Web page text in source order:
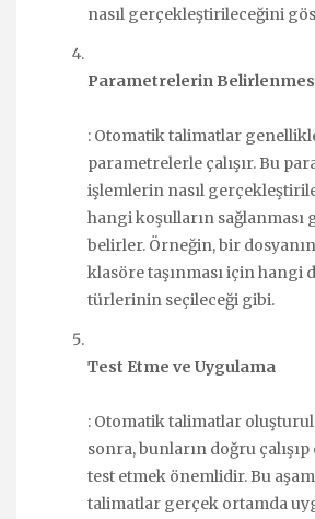
nasıl gerçekleştirileceğini
Parametrelerin
: Otomatik talimatlar
parametrelerle çalışır. Bu
işlemlerin nasıl
hangi koşulların sağlanması
belirler. Örneğin, bir
klasöre taşınması için hangi
türlerinin seçileceği gibi.
Test Etme ve Uygulama
: Otomatik talimatlar
sonra, bunların doğru çalışıp
test etmek önemlidir. Bu
talimatlar gerçek ortamda